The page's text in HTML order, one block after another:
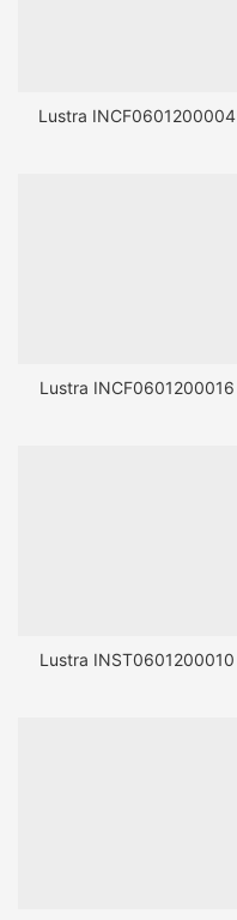
Lustra INCF0601200004
Lustra INCF0601200016
Lustra INST0601200010